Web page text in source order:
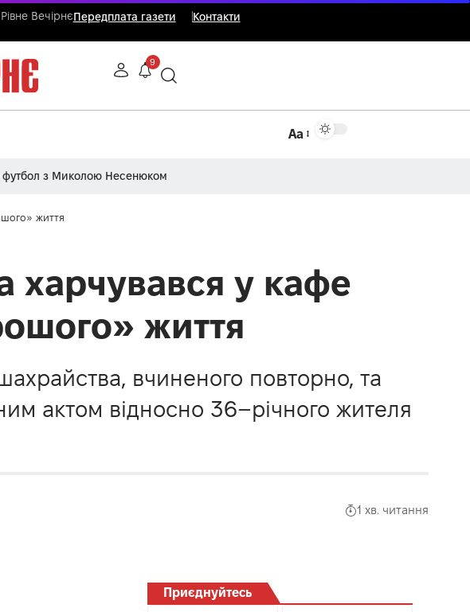
Рівне ВечірнєПередплата газети Контакти
9
Аа
з Миколою Несенюком
життя
харчувався у кафе
життя
вчиненого повторно, та
актом відносно 36–річного жителя
1 хв. читання
Приєднуйтесь